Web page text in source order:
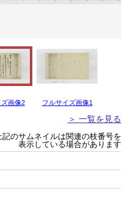
画像2 フルサイズ画像1
＞ 一覧を見る
記のサムネイルは関連の枝番号を
表示している場合があります